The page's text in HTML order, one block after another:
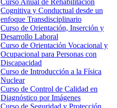
Curso Anual de Rehabilitación
Cognitiva y Conductual desde un
enfoque Transdisciplinario
Curso de Orientación, Inserción y
Desarrollo Laboral
Curso de Orientación Vocacional y
Ocupacional para Personas con
Discapacidad
Curso de Introducción a la Física
Nuclear
Curso de Control de Calidad en
Diagnóstico por Imágenes
Curso de Seguridad y Protección